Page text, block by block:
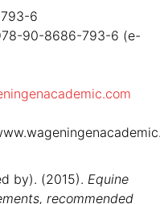
6
90-8686-793-6 (e-
by). (2015). Equine
recommended